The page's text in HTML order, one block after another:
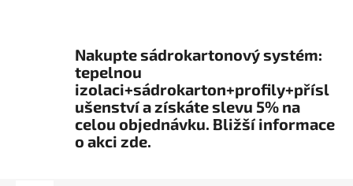
Nakupte sádrokartonový systém:
tepelnou
izolaci+sádrokarton+profily+přísl
ušenství a získáte slevu 5% na
celou objednávku. Bližší informace
o akci zde.